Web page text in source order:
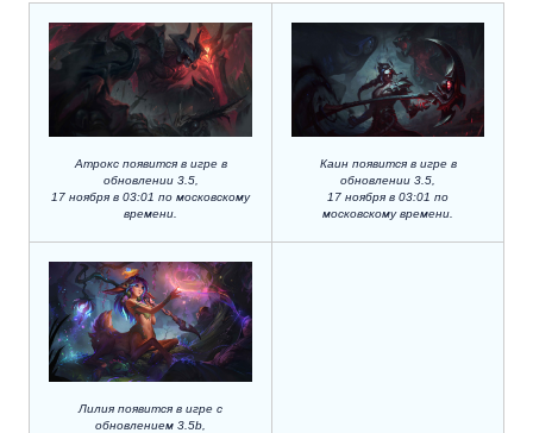
Атрокс появится в игре в
обновлении 3.5,
17 ноября в 03:01 по московскому
времени.
Каин появится в игре в
обновлении 3.5,
17 ноября в 03:01 по
московскому времени.
Лилия появится в игре с
обновлением 3.5b,